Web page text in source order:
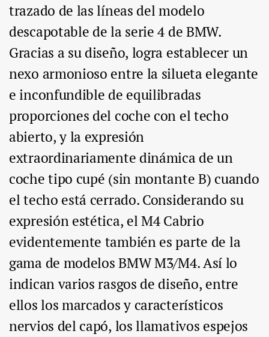
trazado de las líneas del modelo
descapotable de la serie 4 de BMW.
Gracias a su diseño, logra establecer un
nexo armonioso entre la silueta elegante
e inconfundible de equilibradas
proporciones del coche con el techo
abierto, y la expresión
extraordinariamente dinámica de un
coche tipo cupé (sin montante B) cuando
el techo está cerrado. Considerando su
expresión estética, el M4 Cabrio
evidentemente también es parte de la
gama de modelos BMW M3/M4. Así lo
indican varios rasgos de diseño, entre
ellos los marcados y característicos
nervios del capó, los llamativos espejos